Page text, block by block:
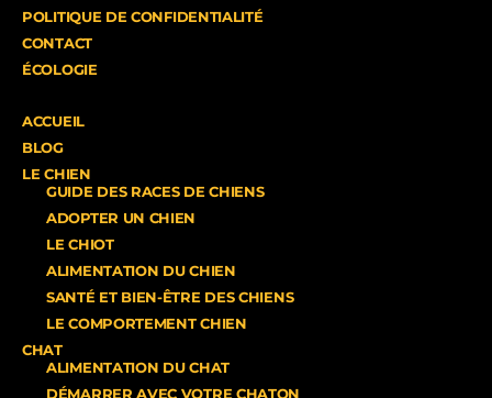
POLITIQUE DE CONFIDENTIALITÉ
CONTACT
ÉCOLOGIE
ACCUEIL
BLOG
LE CHIEN
GUIDE DES RACES DE CHIENS
ADOPTER UN CHIEN
LE CHIOT
ALIMENTATION DU CHIEN
SANTÉ ET BIEN-ÊTRE DES CHIENS
LE COMPORTEMENT CHIEN
CHAT
ALIMENTATION DU CHAT
DÉMARRER AVEC VOTRE CHATON